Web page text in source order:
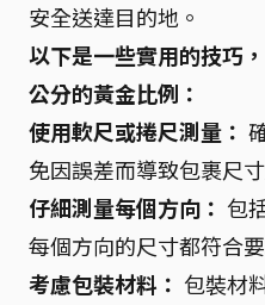
安全送達目的地。
以下是一些實用的技巧
公分的黃金比例：
使用軟尺或捲尺測量：
免因誤差而導致包裹尺
仔細測量每個方向： 包
每個方向的尺寸都符合要
考慮包裝材料： 包裝材